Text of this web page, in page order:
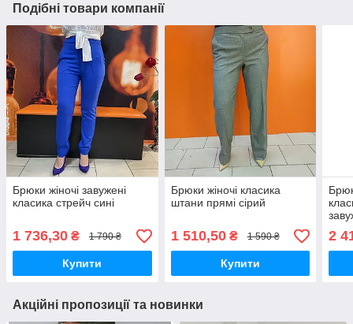
Подібні товари компанії
Брюки жіночі завужені
класика стрейч сині
1 736,30 ₴ 1 790 ₴
Купити
Брюки жіночі класика
штани прямі сірий
1 510,50₴ 1 590 ₴
Купити
2
Акційні пропозиції та новинки